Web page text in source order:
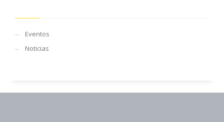
Eventos
Noticias